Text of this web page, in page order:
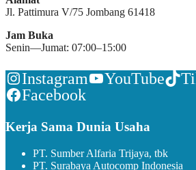
Jl. Pattimura V/75 Jombang 61418
Jam Buka
Senin—Jumat: 07:00–15:00
Instagram YouTube
Facebook
Kerja Sama Dunia Usaha
PT. Sumber Alfaria Trijaya, tbk
PT. Surabaya Autocomp Indonesia